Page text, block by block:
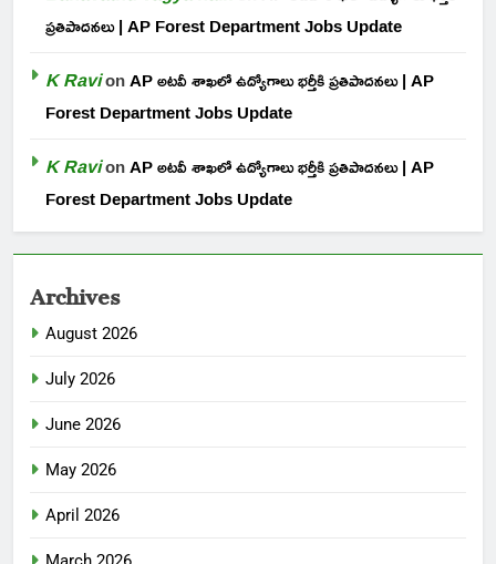
ప్రతిపాదనలు | AP Forest Department Jobs Update
K RavionAP అటవీ శాఖలో ఉద్యోగాలు భర్తీకి ప్రతిపాదనలు | AP
Forest Department Jobs Update
K RavionAP అటవీ శాఖలో ఉద్యోగాలు భర్తీకి ప్రతిపాదనలు | AP
Forest Department Jobs Update
Archives
August 2026
July 2026
June 2026
May 2026
April 2026